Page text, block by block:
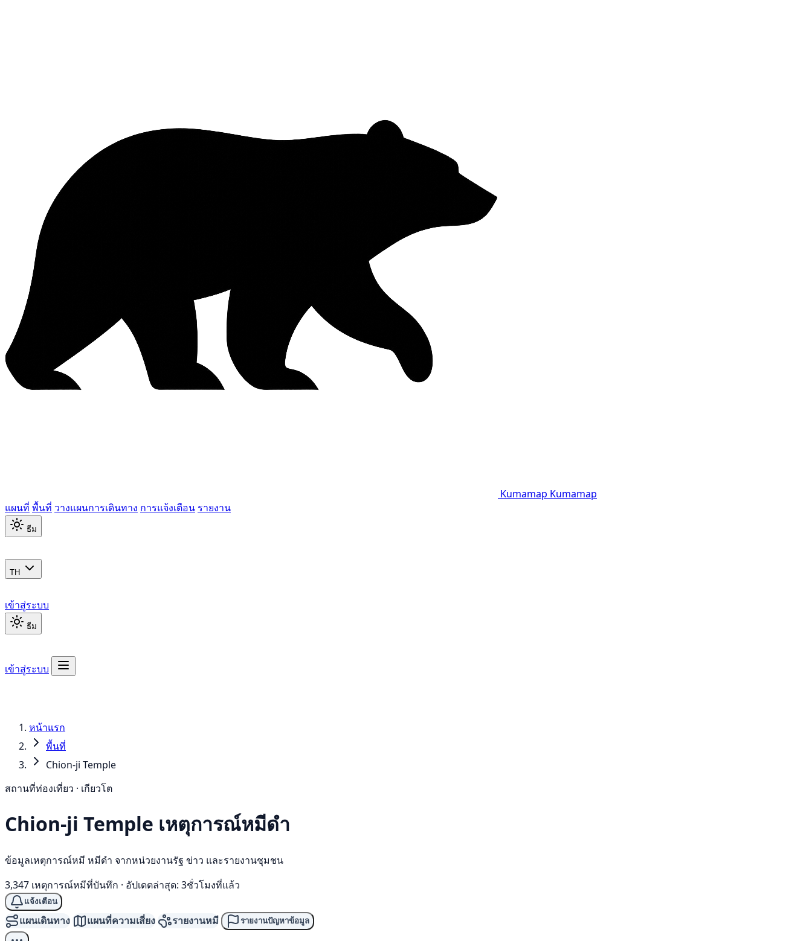
Kumamap Kumamap
แผนที่ พื้นที่ วางแผนการเดินทาง การแจ้งเตือน รายงาน
ธีม
TH
เข้าสู่ระบบ
ธีม
เข้าสู่ระบบ
หน้าแรก
พื้นที่
Chion-ji Temple
สถานที่ท่องเที่ยว · เกียวโต
Chion-ji Temple เหตุการณ์หมีดำ
ข้อมูลเหตุการณ์หมี หมีดำ จากหน่วยงานรัฐ ข่าว และรายงานชุมชน
3,347 เหตุการณ์หมีที่บันทึก · อัปเดตล่าสุด: 3ชั่วโมงที่แล้ว
แจ้งเตือน
แผนเดินทาง แผนที่ความเสี่ยง รายงานหมี รายงานปัญหาข้อมูล